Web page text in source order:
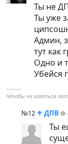
Ты не
Ты уже
Админ,
тут как
Одно и
Убейся
----------
Чтобы не каяться
№12 ↑ ДПВ
Ты